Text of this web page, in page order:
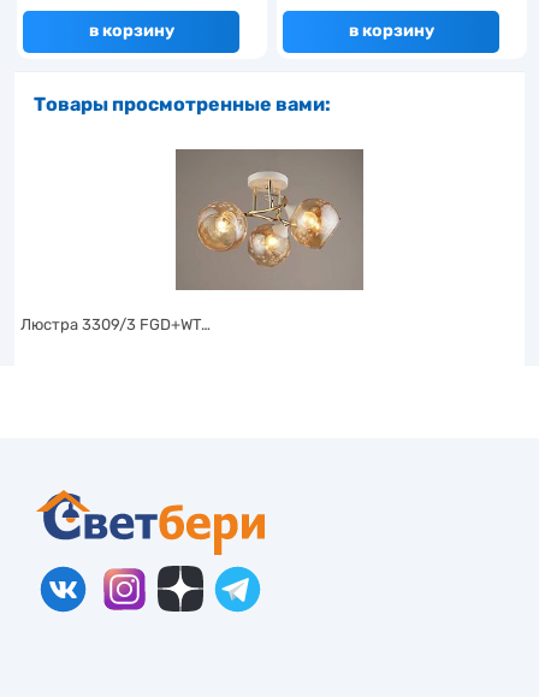
в корзину в корзину
Товары просмотренные вами:
Люстра 3309/3 FGD+WT…